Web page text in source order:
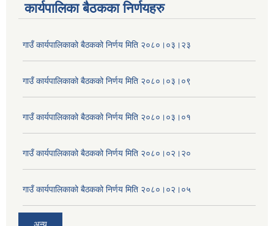
कार्यपालिका बैठकका निर्णयहरु
गाउँ कार्यपालिकाको बैठकको निर्णय मिति २०८०।०३।२३
गाउँ कार्यपालिकाको बैठकको निर्णय मिति २०८०।०३।०९
गाउँ कार्यपालिकाको बैठकको निर्णय मिति २०८०।०३।०१
गाउँ कार्यपालिकाको बैठकको निर्णय मिति २०८०।०२।२०
गाउँ कार्यपालिकाको बैठकको निर्णय मिति २०८०।०२।०५